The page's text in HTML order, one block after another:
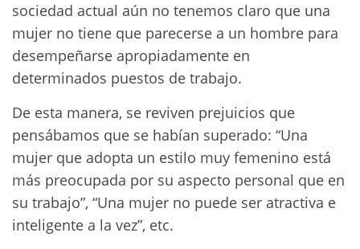
sociedad actual aún no tenemos claro que una
mujer no tiene que parecerse a un hombre para
desempeñarse apropiadamente en
determinados puestos de trabajo.
De esta manera, se reviven prejuicios que
pensábamos que se habían superado: “Una
mujer que adopta un estilo muy femenino está
más preocupada por su aspecto personal que en
su trabajo”, “Una mujer no puede ser atractiva e
inteligente a la vez”, etc.